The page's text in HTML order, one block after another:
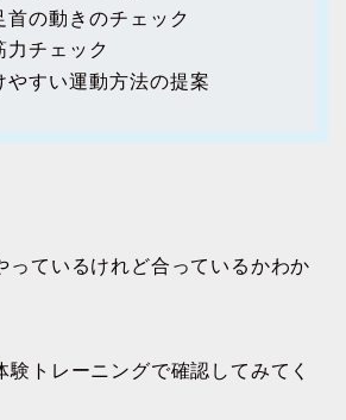
首の動きのチェック
力チェック
やすい運動方法の提案
っているけれど合っているかわか
験トレーニングで確認してみてく